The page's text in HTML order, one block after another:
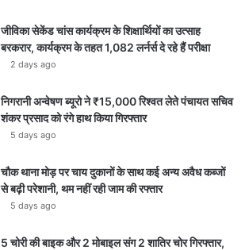
जीविका सेकेंड चांस कार्यक्रम के शिक्षार्थियों का उत्साह
बरकरार, कार्यक्रम के तहत 1,082 लर्नर्स दे रहे हैं परीक्षा
2 days ago
निगरानी अन्वेषण ब्यूरो ने ₹15,000 रिश्वत लेते पंचायत सचिव
शंकर प्रसाद को रंगे हाथ किया गिरफ्तार
5 days ago
चौक थाना मोड़ पर चाय दुकानों के साथ कई अन्य अवैध कब्जों
से बढ़ी परेशानी, थम नहीं रही जाम की रफ्तार
5 days ago
5 चोरी की बाइक और 2 मोबाइल संग 2 शातिर चोर गिरफ्तार,